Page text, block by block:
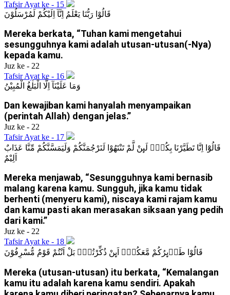
Tafsir Ayat ke - 15
قَالُوْا رَبُّنَا يَعْلَمُ اِنَّآ اِلَيْكُمْ لَمُرْسَلُوْنَ
Mereka berkata, “Tuhan kami mengetahui
sesungguhnya kami adalah utusan-utusan(-Nya)
kepada kamu.
Juz ke - 22
Tafsir Ayat ke - 16
وَمَا عَلَيْنَآ اِلَّا الْبَلٰغُ الْمُبِيْنُ
Dan kewajiban kami hanyalah menyampaikan
(perintah Allah) dengan jelas.”
Juz ke - 22
Tafsir Ayat ke - 17
قَالُوْٓا اِنَّا تَطَيَّرْنَا بِكُمْۚ لَىِٕنْ لَّمْ تَنْتَهُوْا لَنَرْجُمَنَّكُمْ وَلَيَمَسَّنَّكُمْ مِّنَّا عَذَابٌ
اَلِيْمٌ
Mereka menjawab, “Sesungguhnya kami bernasib
malang karena kamu. Sungguh, jika kamu tidak
berhenti (menyeru kami), niscaya kami rajam kamu
dan kamu pasti akan merasakan siksaan yang pedih
dari kami.”
Juz ke - 22
Tafsir Ayat ke - 18
قَالُوْا طَاۤىِٕرُكُمْ مَّعَكُمْۗ اَىِٕنْ ذُكِّرْتُمْۗ بَلْ اَنْتُمْ قَوْمٌ مُّسْرِفُوْنَ
Mereka (utusan-utusan) itu berkata, “Kemalangan
kamu itu adalah karena kamu sendiri. Apakah